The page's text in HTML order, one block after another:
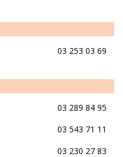
03 253 03 69
03 289 84 95
03 543 71 11
03 230 27 83